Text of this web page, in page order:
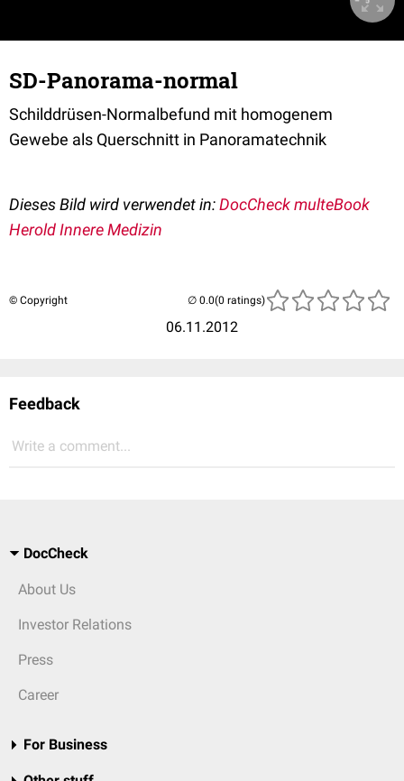
SD-Panorama-normal
Schilddrüsen-Normalbefund mit homogenem
Gewebe als Querschnitt in Panoramatechnik
Dieses Bild wird verwendet in:DocCheck multeBook
Herold Innere Medizin
© Copyright
06.11.2012
(0 ratings)
Feedback
Write a comment...
DocCheck
About Us
Investor Relations
Press
Career
For Business